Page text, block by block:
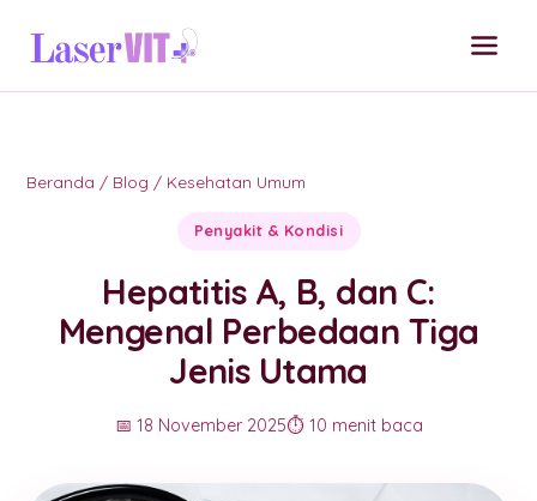
Beranda / Blog / Kesehatan Umum
Penyakit & Kondisi
Hepatitis A, B, dan C:
Mengenal Perbedaan Tiga
Jenis Utama
📅 18 November 2025⏱️ 10 menit baca